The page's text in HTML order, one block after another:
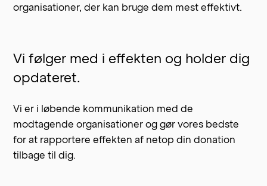
organisationer, der kan bruge dem mest effektivt.
Vi følger med i effekten og holder dig
opdateret.
Vi er i løbende kommunikation med de
modtagende organisationer og gør vores bedste
for at rapportere effekten af netop din donation
tilbage til dig.